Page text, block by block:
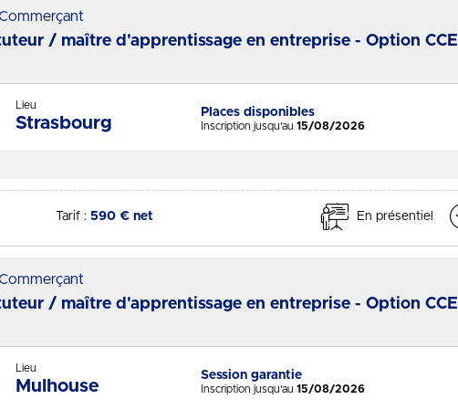
Commerçant
/ maître d'apprentissage en entreprise - Option CCE
Lieu
Strasbourg
Statut :
Places disponibles
Inscription jusqu'au15/08/2026
Tarif : 590 € net En présentiel
Commerçant
/ maître d'apprentissage en entreprise - Option CCE
Lieu
Mulhouse
Statut :
Session garantie
Inscription jusqu'au15/08/2026